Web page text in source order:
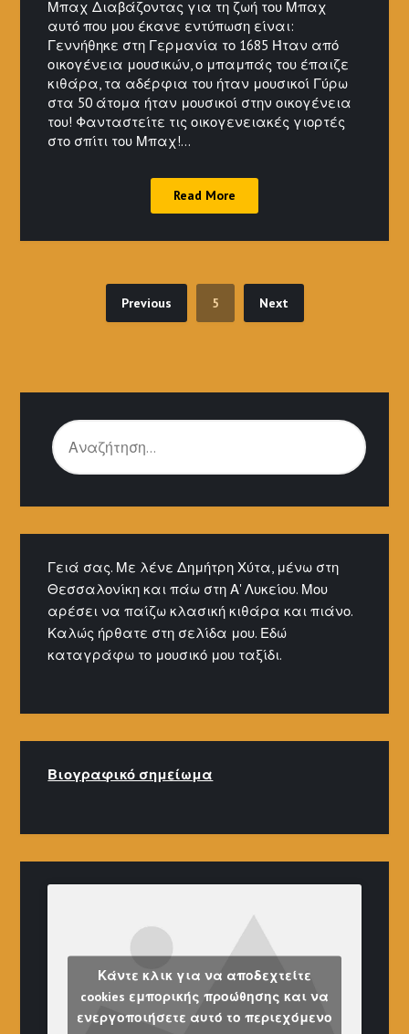
Μπαχ Διαβάζοντας για τη ζωή του Μπαχ
αυτό που μου έκανε εντύπωση είναι:
Γεννήθηκε στη Γερμανία το 1685 Ήταν από
οικογένεια μουσικών, ο μπαμπάς του έπαιζε
κιθάρα, τα αδέρφια του ήταν μουσικοί Γύρω
στα 50 άτομα ήταν μουσικοί στην οικογένεια
του! Φανταστείτε τις οικογενειακές γιορτές
στο σπίτι του Μπαχ!…
Read More
Previous 5 Next
ΑΝΑΖΉΤΗΣΗ
ΓΙΑ:
Γειά σας. Με λένε Δημήτρη Χύτα, μένω στη
Θεσσαλονίκη και πάω στη Α' Λυκείου. Μου
αρέσει να παίζω κλασική κιθάρα και πιάνο.
Καλώς ήρθατε στη σελίδα μου. Εδώ
καταγράφω το μουσικό μου ταξίδι.
Βιογραφικό σημείωμα
Κάντε κλικ για να αποδεχτείτε
cookies εμπορικής προώθησης και να
ενεργοποιήσετε αυτό το περιεχόμενο